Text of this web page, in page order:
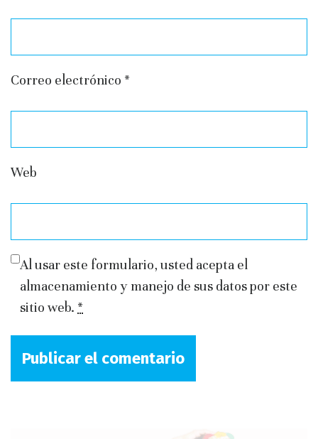
Correo electrónico *
Web
Al usar este formulario, usted acepta el
almacenamiento y manejo de sus datos por este
sitio web. *